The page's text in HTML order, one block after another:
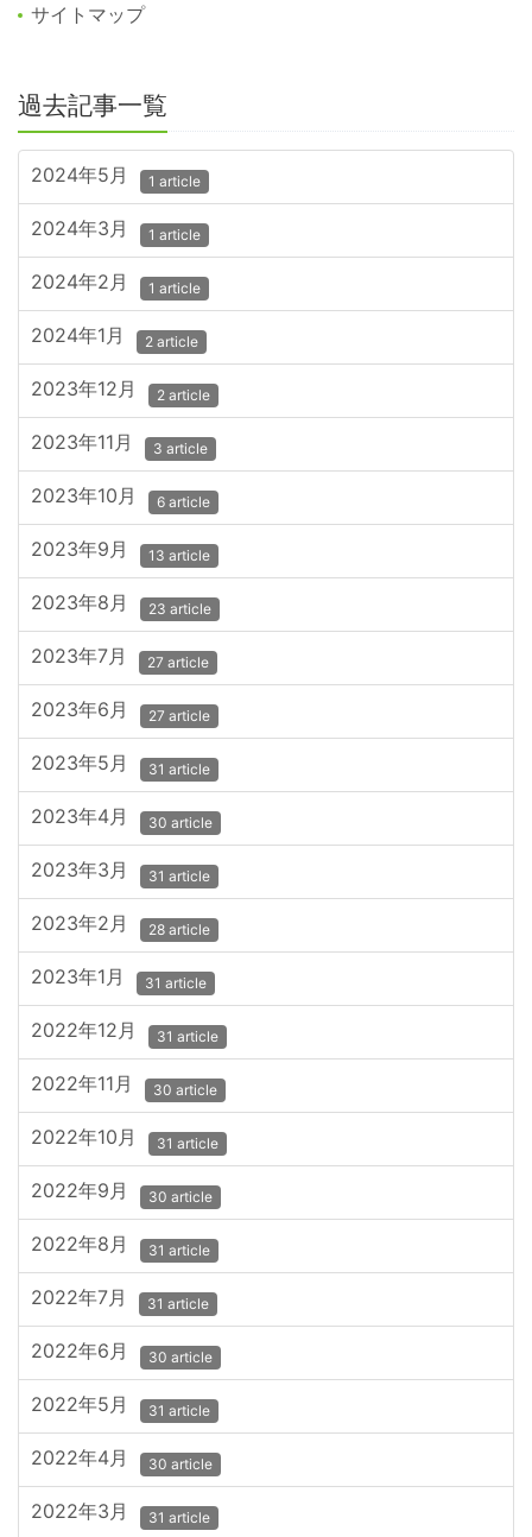
サイトマップ
過去記事一覧
2024年5月 1 article
2024年3月 1 article
2024年2月 1 article
2024年1月 2 article
2023年12月 2 article
2023年11月 3 article
2023年10月 6 article
2023年9月 13 article
2023年8月 23 article
2023年7月 27 article
2023年6月 27 article
2023年5月 31 article
2023年4月 30 article
2023年3月 31 article
2023年2月 28 article
2023年1月 31 article
2022年12月 31 article
2022年11月 30 article
2022年10月 31 article
2022年9月 30 article
2022年8月 31 article
2022年7月 31 article
2022年6月 30 article
2022年5月 31 article
2022年4月 30 article
2022年3月 31 article